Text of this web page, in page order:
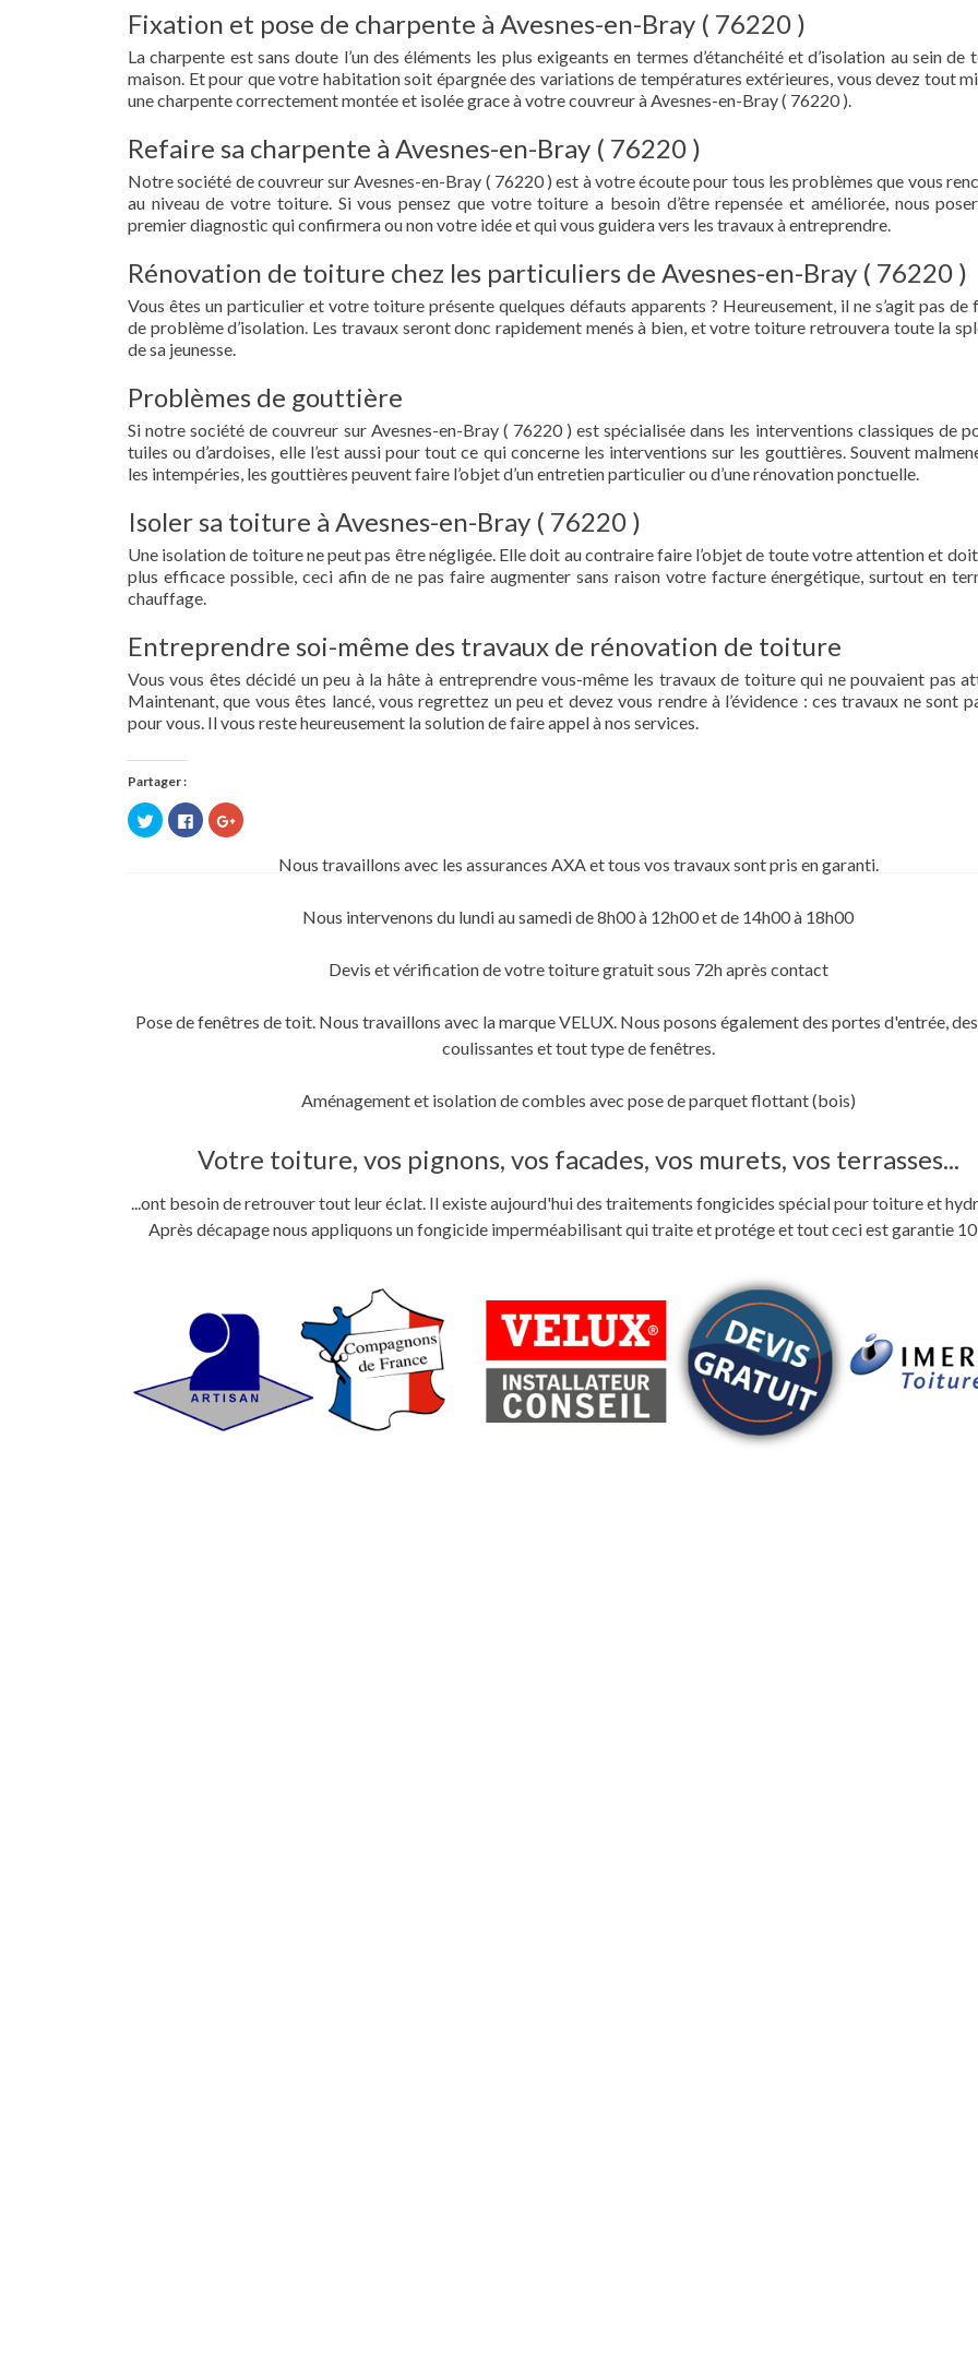
Fixation et pose de charpente à Avesnes-en-Bray ( 76220 )
La charpente est sans doute l’un des éléments les plus exigeants en termes d’étanchéité et d’isolation au sein de
maison. Et pour que votre habitation soit épargnée des variations de températures extérieures, vous devez tout
une charpente correctement montée et isolée grace à votre couvreur à Avesnes-en-Bray ( 76220 ).
Refaire sa charpente à Avesnes-en-Bray ( 76220 )
Notre société de couvreur sur Avesnes-en-Bray ( 76220 ) est à votre écoute pour tous les problèmes que vous
au niveau de votre toiture. Si vous pensez que votre toiture a besoin d’être repensée et améliorée, nous
premier diagnostic qui confirmera ou non votre idée et qui vous guidera vers les travaux à entreprendre.
Rénovation de toiture chez les particuliers de Avesnes-en-Bray ( 76220 )
Vous êtes un particulier et votre toiture présente quelques défauts apparents ? Heureusement, il ne s’agit pas de
de problème d’isolation. Les travaux seront donc rapidement menés à bien, et votre toiture retrouvera toute la
de sa jeunesse.
Problèmes de gouttière
Si notre société de couvreur sur Avesnes-en-Bray ( 76220 ) est spécialisée dans les interventions classiques de
tuiles ou d’ardoises, elle l’est aussi pour tout ce qui concerne les interventions sur les gouttières. Souvent
les intempéries, les gouttières peuvent faire l’objet d’un entretien particulier ou d’une rénovation ponctuelle.
Isoler sa toiture à Avesnes-en-Bray ( 76220 )
Une isolation de toiture ne peut pas être négligée. Elle doit au contraire faire l’objet de toute votre attention et
plus efficace possible, ceci afin de ne pas faire augmenter sans raison votre facture énergétique, surtout en
chauffage.
Entreprendre soi-même des travaux de rénovation de toiture
Vous vous êtes décidé un peu à la hâte à entreprendre vous-même les travaux de toiture qui ne pouvaient pas
Maintenant, que vous êtes lancé, vous regrettez un peu et devez vous rendre à l’évidence : ces travaux ne sont
pour vous. Il vous reste heureusement la solution de faire appel à nos services.
Partager :
Cliquez
pour
partager
Cliquez
pour
partager
Facebook(ouvre
Cliquez
pour
Google+Nous travaillons avec les assurances AXA et tous vos travaux sont pris en garanti.
Nous intervenons du lundi au samedi de 8h00 à 12h00 et de 14h00 à 18h00
Devis et vérification de votre toiture gratuit sous 72h après contact
Pose de fenêtres de toit. Nous travaillons avec la marque VELUX. Nous posons également des portes d'entrée,
coulissantes et tout type de fenêtres.
Aménagement et isolation de combles avec pose de parquet flottant (bois)
Votre toiture, vos pignons, vos facades, vos murets, vos terrasses...
...ont besoin de retrouver tout leur éclat. Il existe aujourd'hui des traitements fongicides spécial pour toiture et
Après décapage nous appliquons un fongicide imperméabilisant qui traite et protége et tout ceci est garantie 10